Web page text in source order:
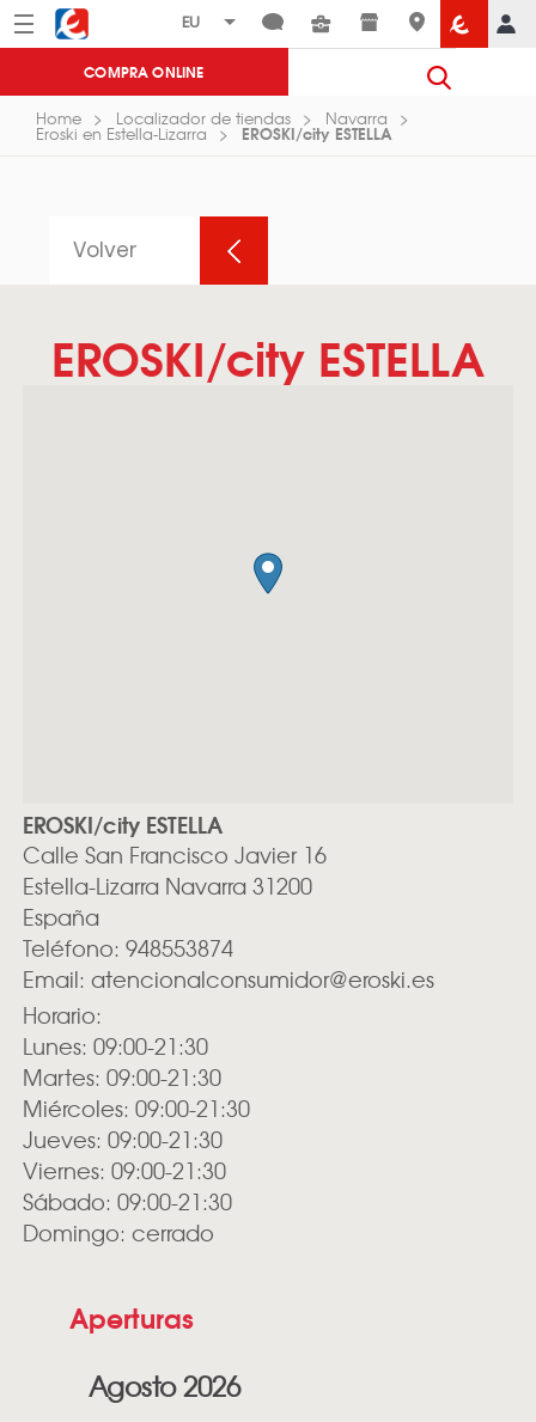
Menú Eroski
COMPRA ONLINE
Home Localizador de tiendas Navarra
Eroski en Estella-Lizarra EROSKI/city ESTELLA
Volver
EROSKI/city ESTELLA
EROSKI/city ESTELLA
Calle San Francisco Javier 16
Estella-Lizarra Navarra 31200
España
Teléfono: 948553874
Email: atencionalconsumidor@eroski.es
Horario:
Lunes: 09:00-21:30
Martes: 09:00-21:30
Miércoles: 09:00-21:30
Jueves: 09:00-21:30
Viernes: 09:00-21:30
Sábado: 09:00-21:30
Domingo: cerrado
Aperturas
Agosto 2026